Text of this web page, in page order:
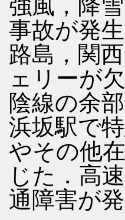
強風，降
事故が発
路島，関
ェリーが
陰線の余
浜坂駅で
やその他
じた．高
通障害が